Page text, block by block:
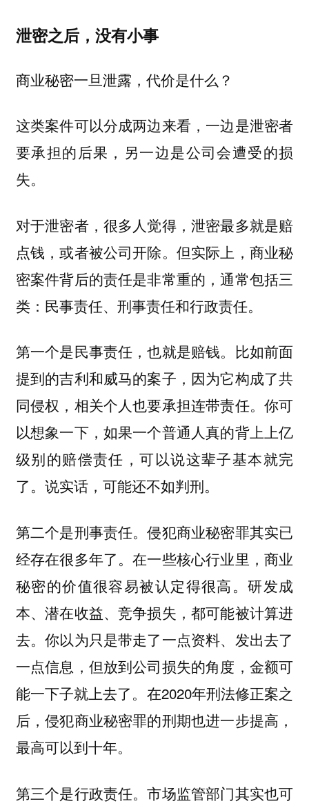
泄密之后，没有小事
商业秘密一旦泄露，代价是什么？
这类案件可以分成两边来看，一边是泄密者
要承担的后果，另一边是公司会遭受的损
失。
对于泄密者，很多人觉得，泄密最多就是赔
点钱，或者被公司开除。但实际上，商业秘
密案件背后的责任是非常重的，通常包括三
类：民事责任、刑事责任和行政责任。
第一个是民事责任，也就是赔钱。比如前面
提到的吉利和威马的案子，因为它构成了共
同侵权，相关个人也要承担连带责任。你可
以想象一下，如果一个普通人真的背上上亿
级别的赔偿责任，可以说这辈子基本就完
了。说实话，可能还不如判刑。
第二个是刑事责任。侵犯商业秘密罪其实已
经存在很多年了。在一些核心行业里，商业
秘密的价值很容易被认定得很高。研发成
本、潜在收益、竞争损失，都可能被计算进
去。你以为只是带走了一点资料、发出去了
一点信息，但放到公司损失的角度，金额可
能一下子就上去了。在2020年刑法修正案之
后，侵犯商业秘密罪的刑期也进一步提高，
最高可以到十年。
第三个是行政责任。市场监管部门其实也可